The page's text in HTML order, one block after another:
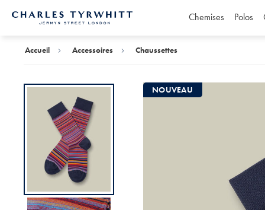
Chemises Polos
Accueil Accessoires Chaussettes
NOUVEAU